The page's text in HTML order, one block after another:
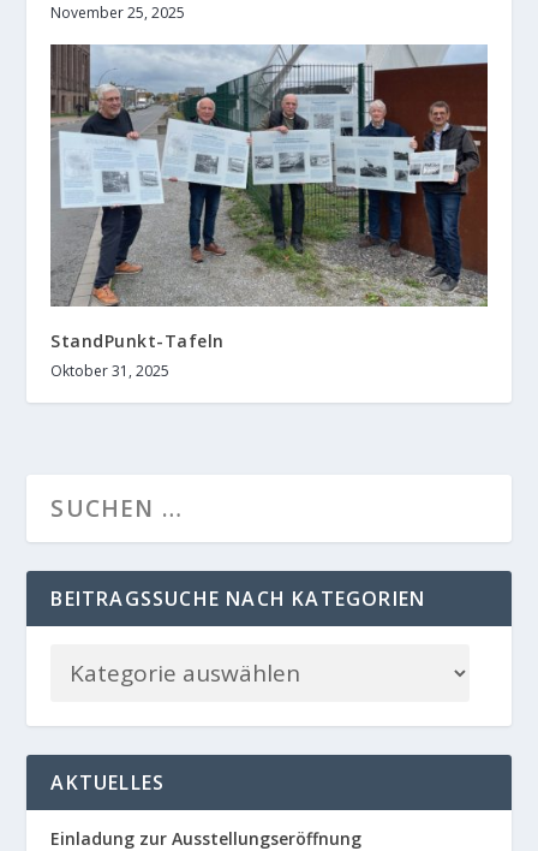
November 25, 2025
StandPunkt-Tafeln
Oktober 31, 2025
BEITRAGSSUCHE NACH KATEGORIEN
AKTUELLES
Einladung zur Ausstellungseröffnung